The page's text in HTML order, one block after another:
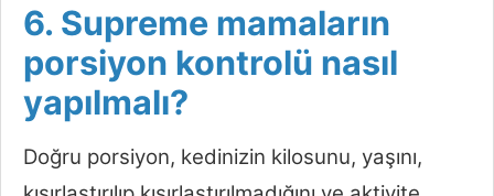
6. Supreme mamaların
porsiyon kontrolü nasıl
yapılmalı?
Doğru porsiyon, kedinizin kilosunu, yaşını,